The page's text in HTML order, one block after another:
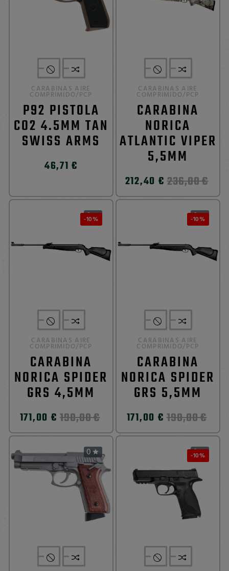
CARABINAS AIRE
COMPRIMIDO/PCP
P92 PISTOLA
CO2 4.5MM TAN
SWISS ARMS
46,71 €
CARABINAS AIRE
COMPRIMIDO/PCP
CARABINA
NORICA
ATLANTIC VIPER
5,5MM
212,40 € 236,00 €
-10%
0 
CARABINAS AIRE
COMPRIMIDO/PCP
CARABINA
NORICA SPIDER
GRS 4,5MM
171,00 € 190,00 €
-10%
0 
CARABINAS AIRE
COMPRIMIDO/PCP
CARABINA
NORICA SPIDER
GRS 5,5MM
171,00 € 190,00 €
0  -10%
0 